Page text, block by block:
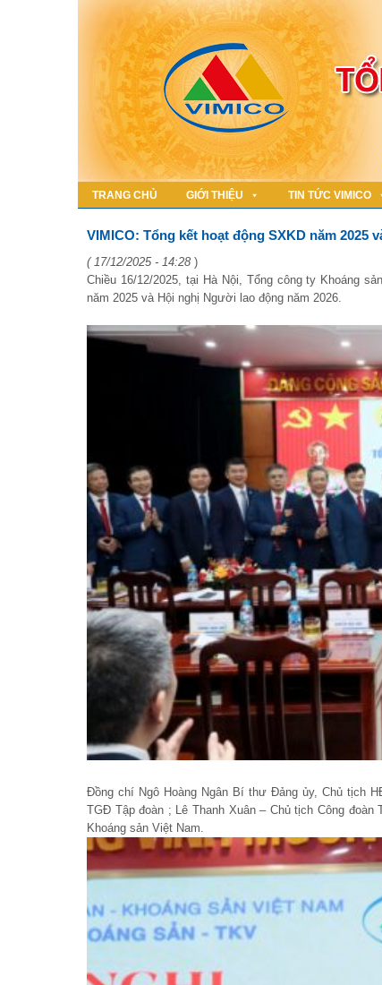
TRANG CHỦ GIỚI THIỆU TIN TỨC VIMICO
VIMICO: Tổng kết hoạt động SXKD năm 2025
( 17/12/2025 - 14:28 )
Chiều 16/12/2025, tại Hà Nội, Tổng công ty Khoáng
năm 2025 và Hội nghị Người lao động năm 2026.
Đồng chí Ngô Hoàng Ngân Bí thư Đảng ủy, Chủ tịch
TGĐ Tập đoàn ; Lê Thanh Xuân – Chủ tịch Công
Khoáng sản Việt Nam.